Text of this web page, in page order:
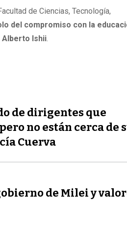
de Ciencias, Tecnología,
del compromiso con la
Alberto Ishii.
de dirigentes que
no están cerca de
Cuerva
de Milei y